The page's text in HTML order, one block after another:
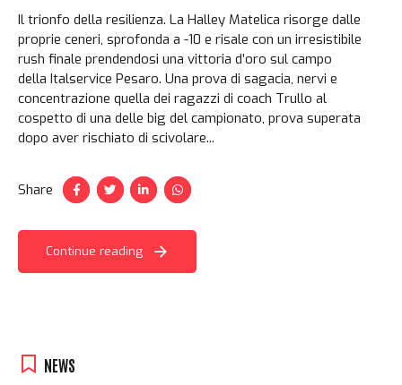
Il trionfo della resilienza. La Halley Matelica risorge dalle
proprie ceneri, sprofonda a -10 e risale con un irresistibile
rush finale prendendosi una vittoria d’oro sul campo
della Italservice Pesaro. Una prova di sagacia, nervi e
concentrazione quella dei ragazzi di coach Trullo al
cospetto di una delle big del campionato, prova superata
dopo aver rischiato di scivolare...
Share
Continue reading
NEWS